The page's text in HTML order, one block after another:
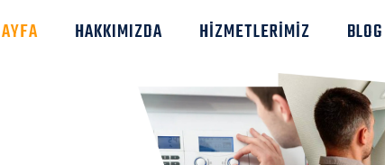
HAKKIMIZDA HIZMETLERIMIZ BLOG